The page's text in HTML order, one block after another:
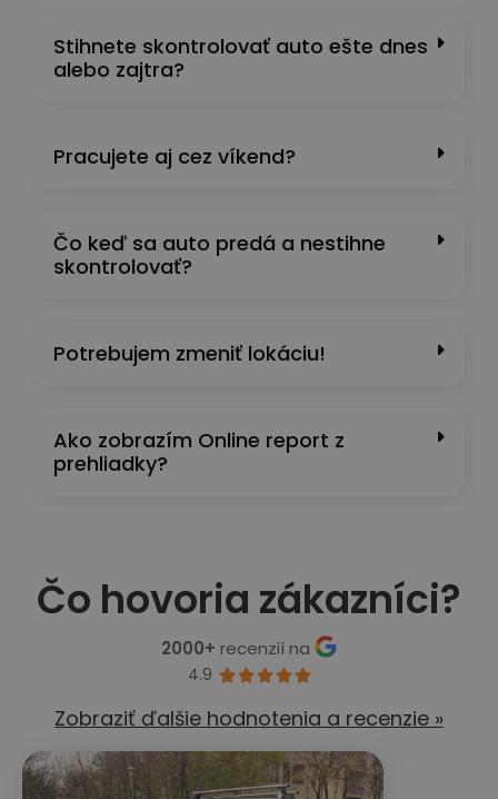
Stihnete skontrolovať auto ešte dnes
alebo zajtra?
Pracujete aj cez víkend?
Čo keď sa auto predá a nestihne
skontrolovať?
Potrebujem zmeniť lokáciu!
Ako zobrazím Online report z
prehliadky?
Čo hovoria zákazníci?
2000+ recenzií na
4.9 
Zobraziť ďalšie hodnotenia a recenzie »